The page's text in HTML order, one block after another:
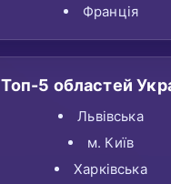
Франція
Топ-5 областей
Львівська
м. Київ
Харківська